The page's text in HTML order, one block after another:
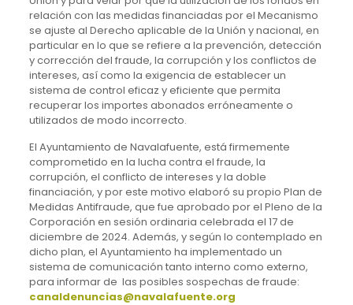
relación con las medidas financiadas por el Mecanismo
se ajuste al Derecho aplicable de la Unión y nacional, en
particular en lo que se refiere a la prevención, detección
y corrección del fraude, la corrupción y los conflictos de
intereses, así como la exigencia de establecer un
sistema de control eficaz y eficiente que permita
recuperar los importes abonados erróneamente o
utilizados de modo incorrecto.
El Ayuntamiento de Navalafuente, está firmemente
comprometido en la lucha contra el fraude, la
corrupción, el conflicto de intereses y la doble
financiación, y por este motivo elaboró su propio Plan de
Medidas Antifraude, que fue aprobado por el Pleno de la
Corporación en sesión ordinaria celebrada el 17 de
diciembre de 2024. Además, y según lo contemplado en
dicho plan, el Ayuntamiento ha implementado un
sistema de comunicación tanto interno como externo,
para informar de las posibles sospechas de fraude:
canaldenuncias@navalafuente.org